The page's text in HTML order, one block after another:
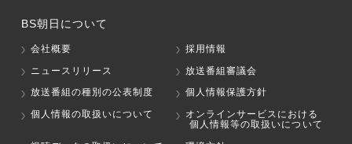
BS朝日について
会社概要
採用情報
ニュースリリース
放送番組審議会
放送番組の種別の公表制度
個人情報保護方針
個人情報の取扱いについて
オンラインサービスにおける
個人情報等の取扱いについて